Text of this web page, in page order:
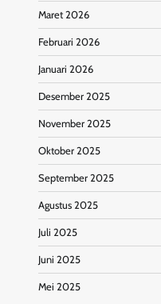
Maret 2026
Februari 2026
Januari 2026
Desember 2025
November 2025
Oktober 2025
September 2025
Agustus 2025
Juli 2025
Juni 2025
Mei 2025